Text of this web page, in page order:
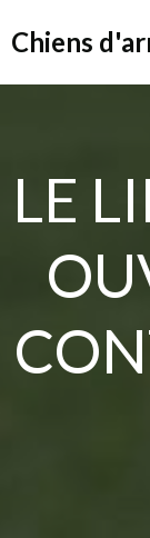
Chiens
LE